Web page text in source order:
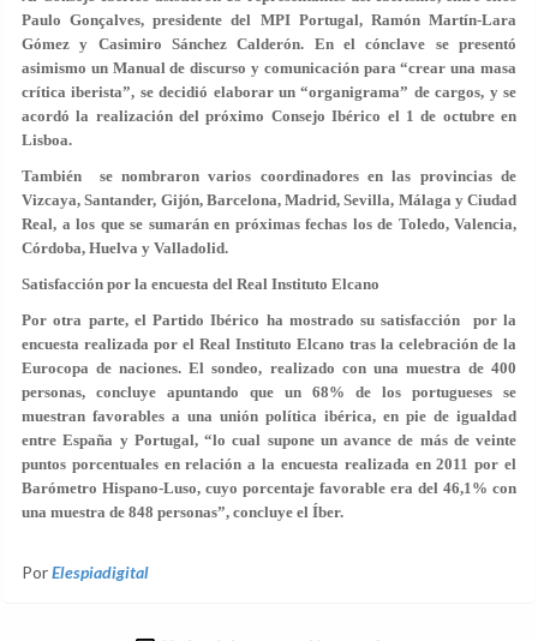
Paulo Gonçalves, presidente del MPI Portugal, Ramón Martín-Lara
Gómez y Casimiro Sánchez Calderón. En el cónclave se presentó
asimismo un Manual de discurso y comunicación para “crear una masa
crítica iberista”, se decidió elaborar un “organigrama” de cargos, y se
acordó la realización del próximo Consejo Ibérico el 1 de octubre en
Lisboa.
También se nombraron varios coordinadores en las provincias de
Vizcaya, Santander, Gijón, Barcelona, Madrid, Sevilla, Málaga y Ciudad
Real, a los que se sumarán en próximas fechas los de Toledo, Valencia,
Córdoba, Huelva y Valladolid.
Satisfacción por la encuesta del Real Instituto Elcano
Por otra parte, el Partido Ibérico ha mostrado su satisfacción por la
encuesta realizada por el Real Instituto Elcano tras la celebración de la
Eurocopa de naciones. El sondeo, realizado con una muestra de 400
personas, concluye apuntando que un 68% de los portugueses se
muestran favorables a una unión política ibérica, en pie de igualdad
entre España y Portugal, “lo cual supone un avance de más de veinte
puntos porcentuales en relación a la encuesta realizada en 2011 por el
Barómetro Hispano-Luso, cuyo porcentaje favorable era del 46,1% con
una muestra de 848 personas”, concluye el Íber.
PorElespiadigital